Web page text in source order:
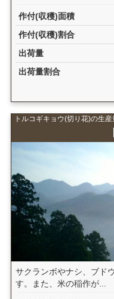
作付(収穫)面積
作付(収穫)割合
出荷量
出荷量割合
トルコギキョウ(切り花)の生
サクランボやナシ、ブド
す。また、米の稲作が...